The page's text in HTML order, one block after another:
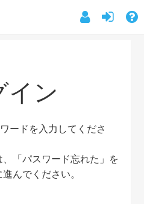
イン
ードを入力してくださ
「パスワード忘れた」を
んでください。